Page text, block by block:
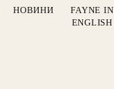
НОВИНИ
FAYNE IN
ENGLISH